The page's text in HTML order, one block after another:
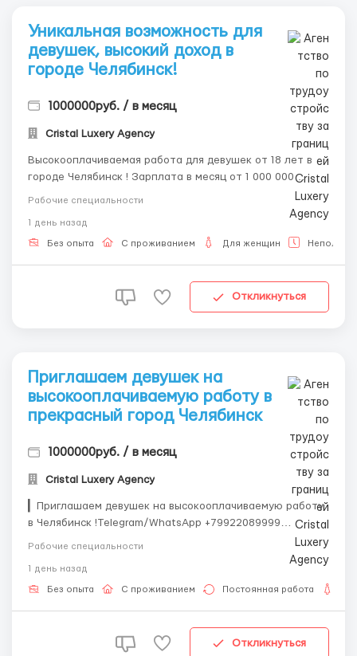
Уникальная возможность для
девушек, высокий доход в
городе Чeлябинcк!
1000000руб. / в месяц
Cristal Luxery Agency
Высокооплачиваемая работа для девушек от 18 лет в
городе Челябинск ! Зарплата в месяц от 1 000 000
звоните наш менеджер ответит тебе на все
интересующие тебя вопросы 24/7 и развеет твои
Рабочие специальности
1 день назад
Без опыта С проживанием Для женщин Неполная
Откликнуться
Приглашаем девушек на
высокооплачиваемую работу в
прекрасный город Челябинcк
1000000руб. / в месяц
Cristal Luxery Agency
▎Приглашаем девушек на высокооплачиваемую работу
в Челябинск !Telegram/WhatsApp +79922089999
Зарплата: от 1 000 000 рублей в месяц. Если вы хотите
обеспечить своё будущее, ни в чём себе не отказывать
и жить на высшем уровне, то это предложение для вас!
Мы предлагаем не просто работу, а ...
Рабочие специальности
1 день назад
Без опыта С проживанием Постоянная работа
Откликнуться